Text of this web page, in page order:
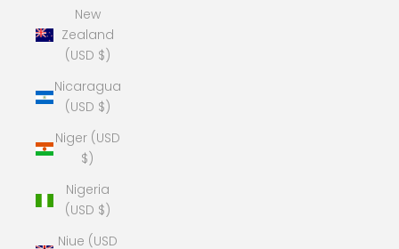
New
Zealand
(USD $)
Nicaragua
(USD $)
Niger (USD
$)
Nigeria
(USD $)
Niue (USD